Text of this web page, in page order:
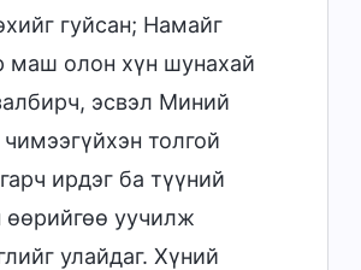
гуйсан; Намайг
маш олон хүн шунахай
эсвэл Миний
толгой
ирдэг ба түүний
өөрийгөө уучилж
улайдаг. Хүний